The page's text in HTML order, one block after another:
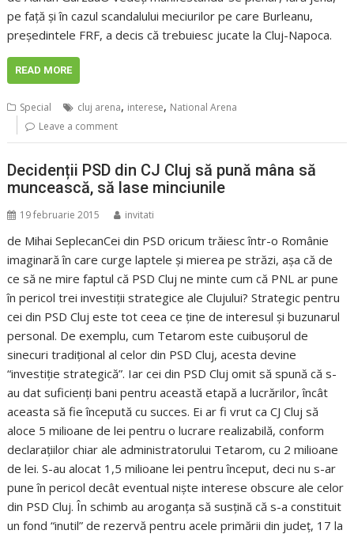
pe față și în cazul scandalului meciurilor pe care Burleanu,
președintele FRF, a decis că trebuiesc jucate la Cluj-Napoca.
READ MORE
Special cluj arena, interese, National Arena
Leave a comment
Decidenții PSD din CJ Cluj să pună mâna să
muncească, să lase minciunile
19 februarie 2015 invitati
de Mihai SeplecanCei din PSD oricum trăiesc într-o Românie
imaginară în care curge laptele și mierea pe străzi, așa că de
ce să ne mire faptul că PSD Cluj ne minte cum că PNL ar pune
în pericol trei investiții strategice ale Clujului? Strategic pentru
cei din PSD Cluj este tot ceea ce ține de interesul și buzunarul
personal. De exemplu, cum Tetarom este cuibușorul de
sinecuri tradițional al celor din PSD Cluj, acesta devine
“investiție strategică”. Iar cei din PSD Cluj omit să spună că s-
au dat suficienți bani pentru această etapă a lucrărilor, încât
aceasta să fie începută cu succes. Ei ar fi vrut ca CJ Cluj să
aloce 5 milioane de lei pentru o lucrare realizabilă, conform
declarațiilor chiar ale administratorului Tetarom, cu 2 milioane
de lei. S-au alocat 1,5 milioane lei pentru început, deci nu s-ar
pune în pericol decât eventual niște interese obscure ale celor
din PSD Cluj. În schimb au aroganța să susțină că s-a constituit
un fond “inutil” de rezervă pentru acele primării din județ, 17 la